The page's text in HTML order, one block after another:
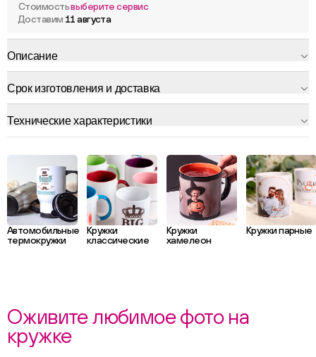
Стоимостьвыберите сервис
Доставим 11 августа
Описание
Срок изготовления и доставка
Технические характеристики
Автомобильные
термокружки
Кружки
классические
Кружки
хамелеон
Кружки парные
Оживите любимое фото на
кружке